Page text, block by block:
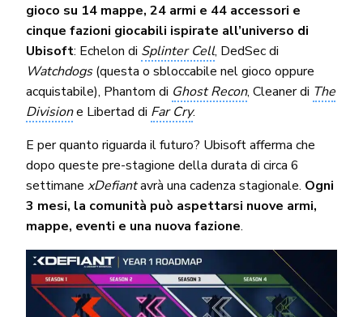
gioco su 14 mappe, 24 armi e 44 accessori e
cinque fazioni giocabili ispirate all’universo di
Ubisoft: Echelon di Splinter Cell, DedSec di
Watchdogs(questa o sbloccabile nel gioco oppure
acquistabile), Phantom di Ghost Recon, Cleaner di The
Divisione Libertad di Far Cry.
E per quanto riguarda il futuro? Ubisoft afferma che
dopo queste pre-stagione della durata di circa 6
settimane xDefiantavrà una cadenza stagionale. Ogni
3 mesi, la comunità può aspettarsi nuove armi,
mappe, eventi e una nuova fazione.